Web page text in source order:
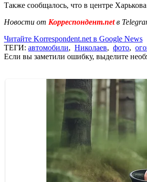
Также сообщалось, что в центре Харькова
Новости от Корреспондент.netв
Читайте Korrespondent.net в Google News
ТЕГИ: автомобили, Николаев, фото,
Если вы заметили ошибку, выделите